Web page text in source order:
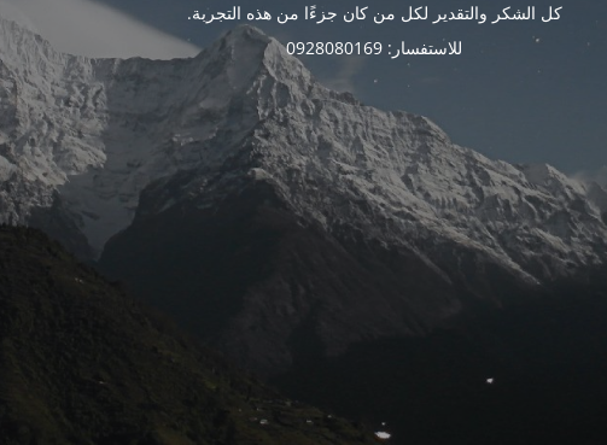
كل الشكر والتقدير لكل من كان جزءًا من هذه التجربة.
للاستفسار: 0928080169